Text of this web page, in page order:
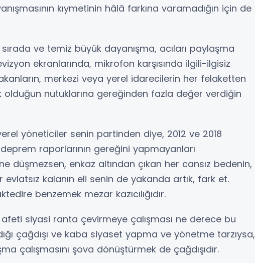
kıymetinin hâlâ farkına varamadığın için de
ve temiz büyük dayanışma, acıları paylaşma
ekranlarında, mikrofon karşısında ilgili-ilgisiz
merkezi veya yerel idarecilerin her felaketten
olduğun nutuklarına gereğinden fazla değer verdiğin
yöneticiler senin partinden diye, 2012 ve 2018
deprem raporlarının gereğini yapmayanları
düşmezsen, enkaz altından çıkan her cansız bedenin,
evlatsız kalanın eli senin de yakanda artık, fark et.
benzemek mezar kazıcılığıdır.
siyasi ranta çevirmeye çalışması ne derece bu
çağdışı ve kaba siyaset yapma ve yönetme tarzıysa,
çalışmasını şova dönüştürmek de çağdışıdır.